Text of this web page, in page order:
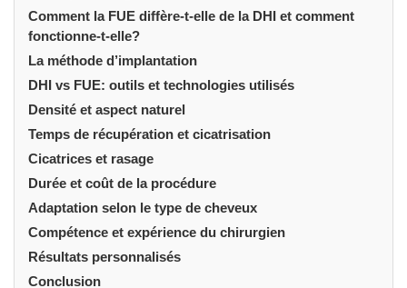
Comment la FUE diffère-t-elle de la DHI et comment
fonctionne-t-elle?
La méthode d’implantation
DHI vs FUE: outils et technologies utilisés
Densité et aspect naturel
Temps de récupération et cicatrisation
Cicatrices et rasage
Durée et coût de la procédure
Adaptation selon le type de cheveux
Compétence et expérience du chirurgien
Résultats personnalisés
Conclusion